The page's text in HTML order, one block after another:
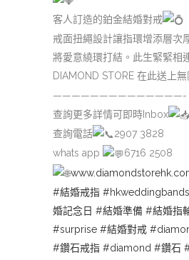
客人訂造的鉑金結婚對戒
戒面扭繩設計讓指環增添層次
將愛意繞環打結。此生緊緊相
DIAMOND STORE 在此送上
——————————————-
查詢更多詳情可即時Inbox
查詢電話
2907 3828
whats app
6716 2508
#結婚戒指 #hkweddingbands
婚記念日 #結婚準備 #結婚指
#surprise #結婚對戒
#鑽石戒指 #diamond #鑽石